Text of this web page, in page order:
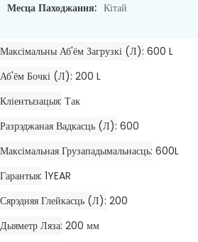
Месца Паходжання: Кітай
Максімальны Аб'ём Загрузкі (л) 600 L
Аб'ём Бочкі (л) 200 L
Кліентызацыя Так
Разрэджаная Вадкасць (л) 600
Максімальная Грузападымальнасць 600L
Гарантыя 1YEAR
Сярэдняя Глейкасць (л) 200
Дыяметр Ляза 200 мм